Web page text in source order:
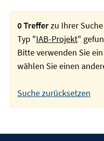
0 Trefferzu Ihrer
Typ "IAB-Projekt"
Bitte verwenden Sie
wählen Sie einen
Suche zurücksetzen